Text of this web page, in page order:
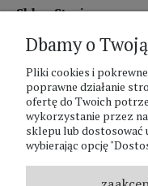
Sklep Stacjonarny
pon.-pt. 8:00 - 17:00
sobota 8:00 - 13:00
PHU Zagroda A.Szlaur
ZAGRODA
UL. Hallera 116A
Dbamy o
Pliki cookies i
poprawne działanie
ofertę do Twoich
wykorzystanie przez
sklepu lub dostosować
wybierając opcję